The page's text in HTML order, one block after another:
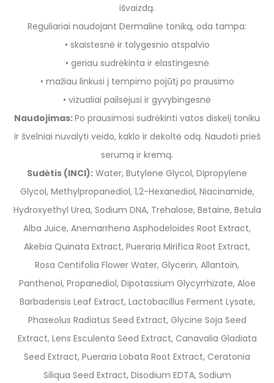
išvaizdą.
Reguliariai naudojant Dermaline toniką, oda tampa:
• skaistesnė ir tolygesnio atspalvio
• geriau sudrėkinta ir elastingesnė
• mažiau linkusi į tempimo pojūtį po prausimo
• vizualiai pailsėjusi ir gyvybingesnė
Naudojimas:Po prausimosi sudrėkinti vatos diskelį toniku
ir švelniai nuvalyti veido, kaklo ir dekoltė odą. Naudoti prieš
serumą ir kremą.
Sudėtis (INCI): Water, Butylene Glycol, Dipropylene
Glycol, Methylpropanediol, 1,2-Hexanediol, Niacinamide,
Hydroxyethyl Urea, Sodium DNA, Trehalose, Betaine, Betula
Alba Juice, Anemarrhena Asphodeloides Root Extract,
Akebia Quinata Extract, Pueraria Mirifica Root Extract,
Rosa Centifolia Flower Water, Glycerin, Allantoin,
Panthenol, Propanediol, Dipotassium Glycyrrhizate, Aloe
Barbadensis Leaf Extract, Lactobacillus Ferment Lysate,
Phaseolus Radiatus Seed Extract, Glycine Soja Seed
Extract, Lens Esculenta Seed Extract, Canavalia Gladiata
Seed Extract, Pueraria Lobata Root Extract, Ceratonia
Siliqua Seed Extract, Disodium EDTA, Sodium